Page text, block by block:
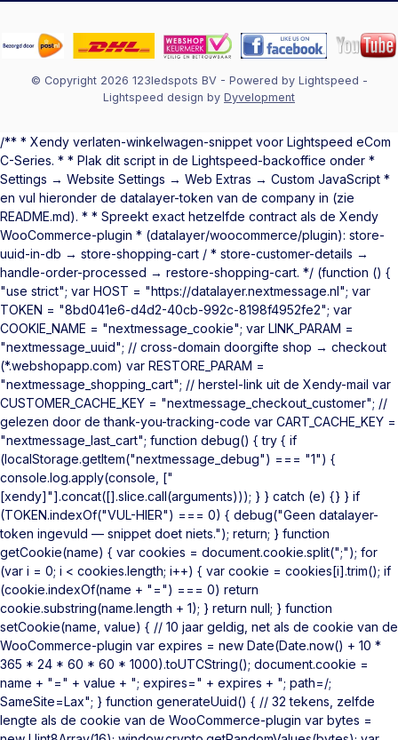
© Copyright 2026 123ledspots BV- Powered by Lightspeed -
Lightspeed design by Dyvelopment
/** * Xendy verlaten-winkelwagen-snippet voor Lightspeed eCom
C-Series. * * Plak dit script in de Lightspeed-backoffice onder *
Settings → Website Settings → Web Extras → Custom JavaScript *
en vul hieronder de datalayer-token van de company in (zie
README.md). * * Spreekt exact hetzelfde contract als de Xendy
WooCommerce-plugin * (datalayer/woocommerce/plugin): store-
uuid-in-db → store-shopping-cart / * store-customer-details →
handle-order-processed → restore-shopping-cart. */ (function () {
"use strict"; var HOST = "https://datalayer.nextmessage.nl"; var
TOKEN = "8bd041e6-d4d2-40cb-992c-8198f4952fe2"; var
COOKIE_NAME = "nextmessage_cookie"; var LINK_PARAM =
"nextmessage_uuid"; // cross-domain doorgifte shop → checkout
(*.webshopapp.com) var RESTORE_PARAM =
"nextmessage_shopping_cart"; // herstel-link uit de Xendy-mail var
CUSTOMER_CACHE_KEY = "nextmessage_checkout_customer"; //
gelezen door de thank-you-tracking-code var CART_CACHE_KEY =
"nextmessage_last_cart"; function debug() { try { if
(localStorage.getItem("nextmessage_debug") === "1") {
console.log.apply(console, ["
[xendy]"].concat([].slice.call(arguments))); } } catch (e) {} } if
(TOKEN.indexOf("VUL-HIER") === 0) { debug("Geen datalayer-
token ingevuld — snippet doet niets."); return; } function
getCookie(name) { var cookies = document.cookie.split(";"); for
(var i = 0; i < cookies.length; i++) { var cookie = cookies[i].trim(); if
(cookie.indexOf(name + "=") === 0) return
cookie.substring(name.length + 1); } return null; } function
setCookie(name, value) { // 10 jaar geldig, net als de cookie van de
WooCommerce-plugin var expires = new Date(Date.now() + 10 *
365 * 24 * 60 * 60 * 1000).toUTCString(); document.cookie =
name + "=" + value + "; expires=" + expires + "; path=/;
SameSite=Lax"; } function generateUuid() { // 32 tekens, zelfde
lengte als de cookie van de WooCommerce-plugin var bytes =